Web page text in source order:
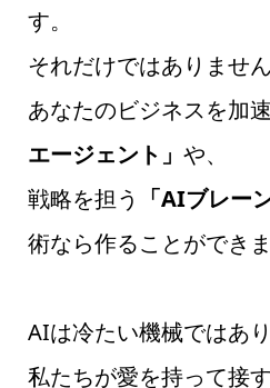
す。
それだけではありません
あなたのビジネスを加
エージェント」 や、
戦略を担う
「AIブレー
術なら作ることができま
AIは冷たい機械ではあり
私たちが愛を持って接